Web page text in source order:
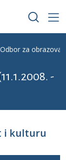
Odbor za
-
i kulturu